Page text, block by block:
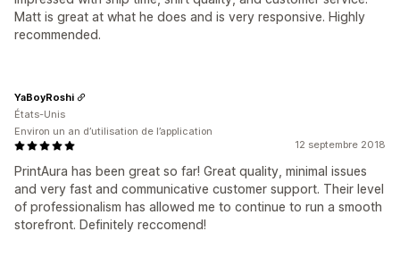
Matt is great at what he does and is very responsive. Highly
recommended.
12 septembre 2018
PrintAura has been great so far! Great quality, minimal issues
and very fast and communicative customer support. Their level
of professionalism has allowed me to continue to run a smooth
storefront. Definitely reccomend!
YaBoyRoshi
États-Unis
Environ un an d’utilisation de l’application